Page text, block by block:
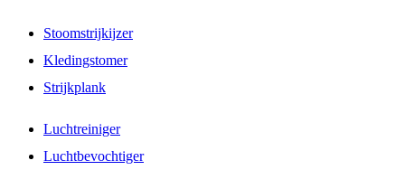
Stoomstrijkijzer
Kledingstomer
Strijkplank
Luchtreiniger
Luchtbevochtiger